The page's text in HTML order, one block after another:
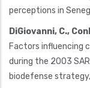
perceptions in
DiGiovanni, C.,
Factors influencing
during the 2003
biodefense